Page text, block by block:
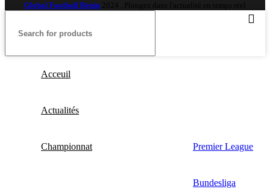
Global Football Bénin 2024 . Plongez dans l'actualité en temps réel
Acceuil
Actualités
Championnat Premier League
Bundesliga